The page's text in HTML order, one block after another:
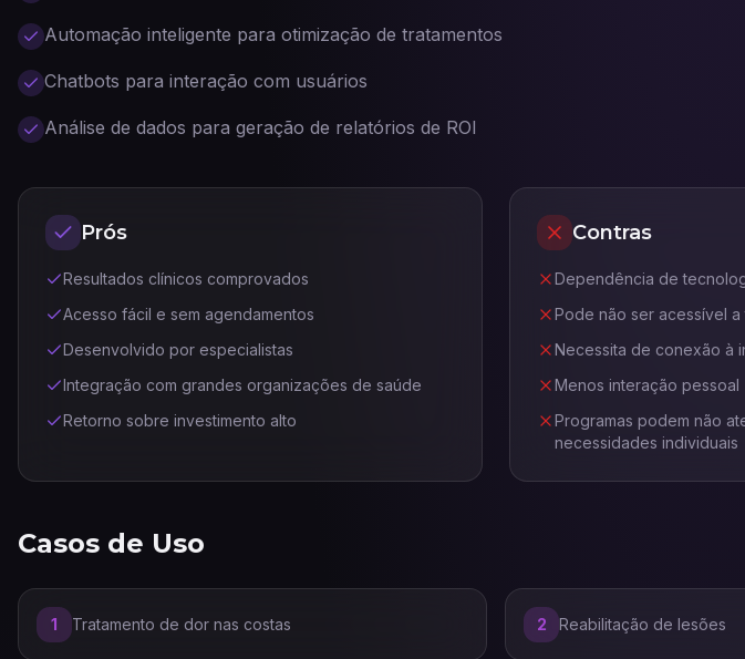
Automação inteligente para otimização de tratamentos
Chatbots para interação com usuários
Análise de dados para geração de relatórios de ROI
Prós
Resultados clínicos comprovados
Acesso fácil e sem agendamentos
Desenvolvido por especialistas
Integração com grandes organizações de saúde
Retorno sobre investimento alto
Contras
Dependência de
Pode não ser acessível
Necessita de conexão à
Menos interação pessoal
Programas podem não
necessidades individuais
Casos de Uso
1 Tratamento de dor nas costas 2 Reabilitação de lesões